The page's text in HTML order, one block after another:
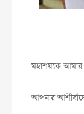
মহাশয়কে আমার
আপনার